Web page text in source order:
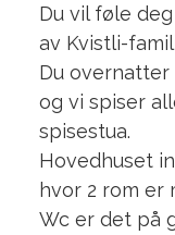
Du vil føle
av Kvistli-
Du overnatter
og vi spiser
spisestua.
Hovedhuset
hvor 2 rom er
Wc er det på